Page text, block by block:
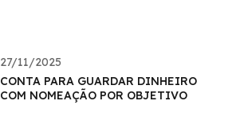
27/11/2025
CONTA PARA GUARDAR DINHEIRO
COM NOMEAÇÃO POR OBJETIVO